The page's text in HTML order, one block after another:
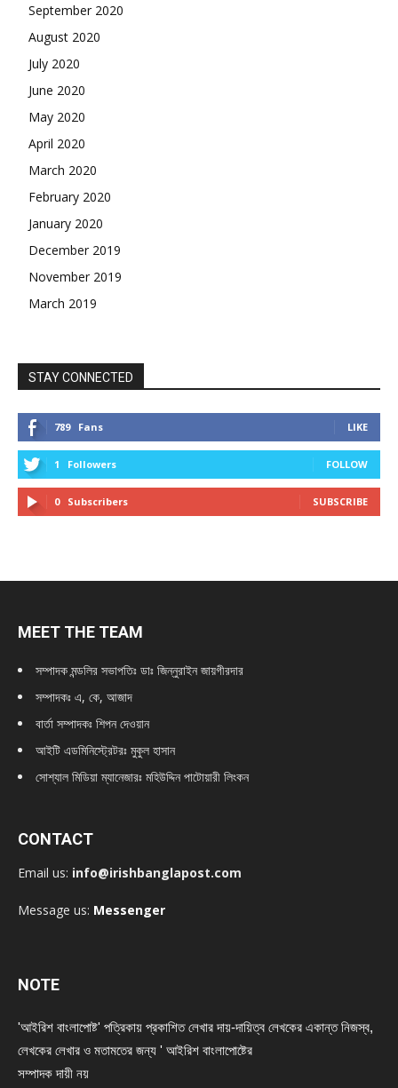
September 2020
August 2020
July 2020
June 2020
May 2020
April 2020
March 2020
February 2020
January 2020
December 2019
November 2019
March 2019
STAY CONNECTED
789 Fans LIKE
1 Followers FOLLOW
0 Subscribers SUBSCRIBE
MEET THE TEAM
সম্পাদক মন্ডলির সভাপতিঃ ডাঃ জিন্নুরাইন জায়গীরদার
সম্পাদকঃ এ, কে, আজাদ
বার্তা সম্পাদকঃ শিপন দেওয়ান
আইটি এডমিনিস্ট্রেটরঃ মুকুল হাসান
সোশ্যাল মিডিয়া ম্যানেজারঃ মহিউদ্দিন পাটোয়ারী লিংকন
CONTACT
Email us: info@irishbanglapost.com
Message us: Messenger
NOTE
'আইরিশ বাংলাপোষ্ট' পত্রিকায় প্রকাশিত লেখার দায়-দায়িত্ব লেখকের একান্ত নিজস্ব,
লেখকের লেখার ও মতামতের জন্য ' আইরিশ বাংলাপোষ্টের
সম্পাদক দায়ী নয়